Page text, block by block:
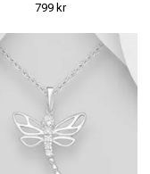
799 kr